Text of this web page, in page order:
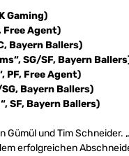
Gaming)
Free Agent)
Bayern Ballers)
SG/SF, Bayern
PF, Free Agent)
Bayern Ballers)
SF, Bayern Ballers)
Gümül und Tim
erfolgreichen